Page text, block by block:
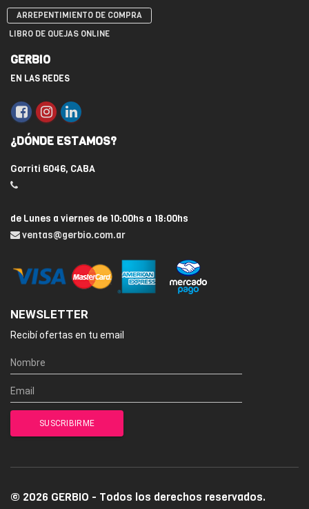
ARREPENTIMIENTO DE COMPRA
LIBRO DE QUEJAS ONLINE
GERBIO
EN LAS REDES
¿DÓNDE ESTAMOS?
Gorriti 6046, CABA
de Lunes a viernes de 10:00hs a 18:00hs
ventas@gerbio.com.ar
NEWSLETTER
Recibí ofertas en tu email
© 2026 GERBIO - Todos los derechos reservados.